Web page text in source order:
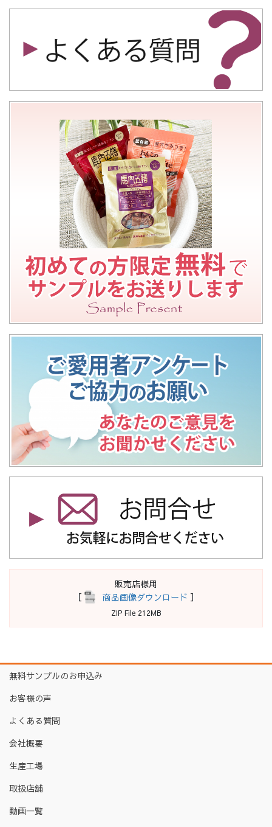
販売店様用
［
商品画像ダウンロード ］
ZIP File 212MB
無料サンプルのお申込み
お客様の声
よくある質問
会社概要
生産工場
取扱店舗
動画一覧